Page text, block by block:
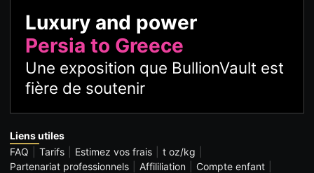
Luxury and power
Persia to Greece
Une exposition que BullionVault est
fière de soutenir
Liens utiles
FAQ
Tarifs Estimez vos frais
t oz/kg
Partenariat professionnels
Affililiation
Compte enfant